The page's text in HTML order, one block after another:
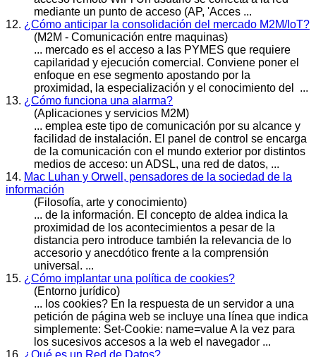
mediante un punto de acceso (AP, 'Acces ...
12. ¿Cómo anticipar la consolidación del mercado M2M/IoT?
(M2M - Comunicación entre maquinas)
... mercado es el acceso a las PYMES que requiere
capilaridad y ejecución comercial. Conviene poner el
enfoque en ese segmento apostando por la
proximidad, la especialización y el conocimiento del ...
13. ¿Cómo funciona una alarma?
(Aplicaciones y servicios M2M)
... emplea este tipo de comunicación por su alcance y
facilidad de instalación. El panel de control se encarga
de la comunicación con el mundo exterior por distintos
medios de acceso: un ADSL, una red de datos, ...
14. Mac Luhan y Orwell, pensadores de la sociedad de la
información
(Filosofía, arte y conocimiento)
... de la información. El concepto de aldea indica la
proximidad de los acontecimientos a pesar de la
distancia pero introduce también la relevancia de lo
accesorio y anecdótico frente a la comprensión
universal. ...
15. ¿Cómo implantar una política de cookies?
(Entorno jurídico)
... los cookies? En la respuesta de un servidor a una
petición de página web se incluye una línea que indica
simplemente: Set-Cookie: name=value A la vez para
los sucesivos accesos a la web el navegador ...
16. ¿Qué es un Red de Datos?